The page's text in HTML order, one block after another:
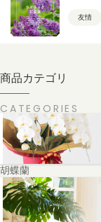
友情
商品カテゴリ
CATEGORIES
胡蝶蘭